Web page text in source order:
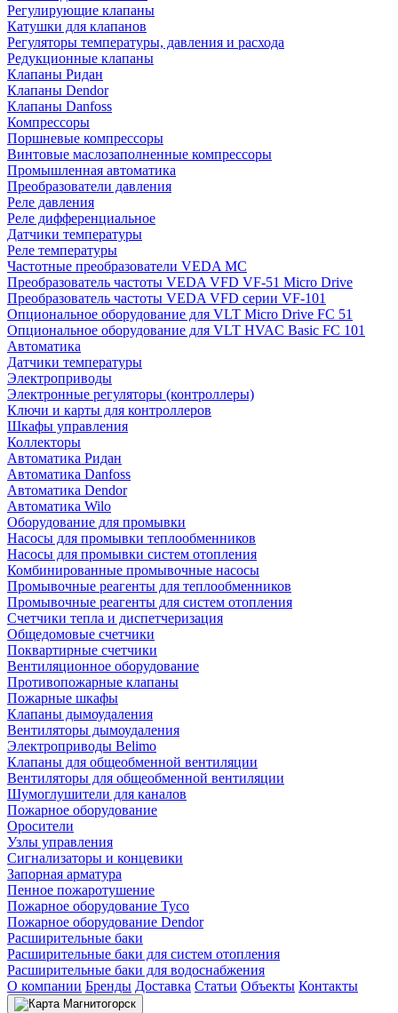
Регулирующие клапаны
Катушки для клапанов
Регуляторы температуры, давления и расхода
Редукционные клапаны
Клапаны Ридан
Клапаны Dendor
Клапаны Danfoss
Компрессоры
Поршневые компрессоры
Винтовые маслозаполненные компрессоры
Промышленная автоматика
Преобразователи давления
Реле давления
Реле дифференциальное
Датчики температуры
Реле температуры
Частотные преобразователи VEDA MC
Преобразователь частоты VEDA VFD VF-51 Micro Drive
Преобразователь частоты VEDA VFD серии VF-101
Опциональное оборудование для VLT Micro Drive FC 51
Опциональное оборудование для VLT HVAC Basic FC 101
Автоматика
Датчики температуры
Электроприводы
Электронные регуляторы (контроллеры)
Ключи и карты для контроллеров
Шкафы управления
Коллекторы
Автоматика Ридан
Автоматика Danfoss
Автоматика Dendor
Автоматика Wilo
Оборудование для промывки
Насосы для промывки теплообменников
Насосы для промывки систем отопления
Комбинированные промывочные насосы
Промывочные реагенты для теплообменников
Промывочные реагенты для систем отопления
Счетчики тепла и диспетчеризация
Общедомовые счетчики
Поквартирные счетчики
Вентиляционное оборудование
Противопожарные клапаны
Пожарные шкафы
Клапаны дымоудаления
Вентиляторы дымоудаления
Электроприводы Belimo
Клапаны для общеобменной вентиляции
Вентиляторы для общеобменной вентиляции
Шумоглушители для каналов
Пожарное оборудование
Оросители
Узлы управления
Сигнализаторы и концевики
Запорная арматура
Пенное пожаротушение
Пожарное оборудование Tyco
Пожарное оборудование Dendor
Расширительные баки
Расширительные баки для систем отопления
Расширительные баки для водоснабжения
О компании Бренды Доставка Статьи Объекты Контакты
Магнитогорск